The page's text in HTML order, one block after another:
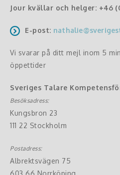
Jour kvällar och helger: +46
E-post:
Vi svarar på ditt mejl inom 5
öppettider
Sveriges Talare
Besöksadress:
Kungsbron 23
111 22 Stockholm
Postadress:
Albrektsvägen 75
603 66 Norrköping